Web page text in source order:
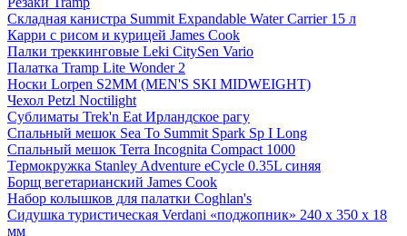
Складная канистра Summit Expandable Water Carrier 15 л
Карри с рисом и курицей James Cook
Палки треккинговые Leki CitySen Vario
Палатка Tramp Lite Wonder 2
Носки Lorpen S2MM (MEN'S SKI MIDWEIGHT)
Чехол Petzl Noctilight
Сублиматы Trek'n Eat Ирландское рагу
Спальный мешок Sea To Summit Spark Sp I Long
Спальный мешок Terra Incognita Compact 1000
Термокружка Stanley Adventure eCycle 0.35L синяя
Борщ вегетарианский James Cook
Набор колышков для палатки Coghlan's
Сидушка туристическая Verdani «поджопник» 240 x 350 х 18
мм